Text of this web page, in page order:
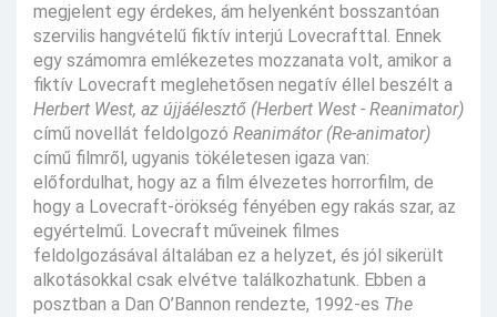
megjelent egy érdekes, ám helyenként bosszantóan
szervilis hangvételű fiktív interjú Lovecrafttal. Ennek
egy számomra emlékezetes mozzanata volt, amikor a
fiktív Lovecraft meglehetősen negatív éllel beszélt a
Herbert West, az újjáélesztő (Herbert West - Reanimator)
című novellát feldolgozó Reanimátor (Re-animator)
című filmről, ugyanis tökéletesen igaza van:
előfordulhat, hogy az a film élvezetes horrorfilm, de
hogy a Lovecraft-örökség fényében egy rakás szar, az
egyértelmű. Lovecraft műveinek filmes
feldolgozásával általában ez a helyzet, és jól sikerült
alkotásokkal csak elvétve találkozhatunk. Ebben a
posztban a Dan O’Bannon rendezte, 1992-es The